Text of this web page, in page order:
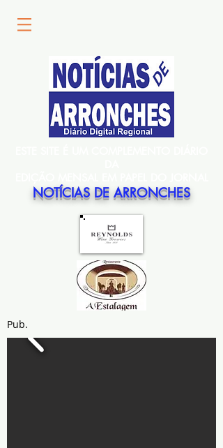
NOTÍCIAS DE ARRONCHES
Pub.